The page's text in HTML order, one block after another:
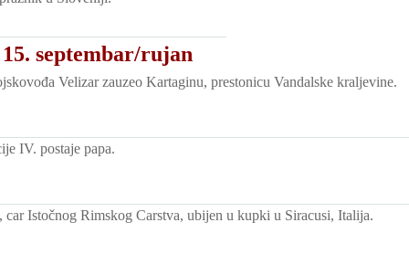
septembar/rujan
Velizar zauzeo Kartaginu, prestonicu Vandalske kraljevine.
IV. postaje papa.
Istočnog Rimskog Carstva, ubijen u kupki u Siracusi, Italija.